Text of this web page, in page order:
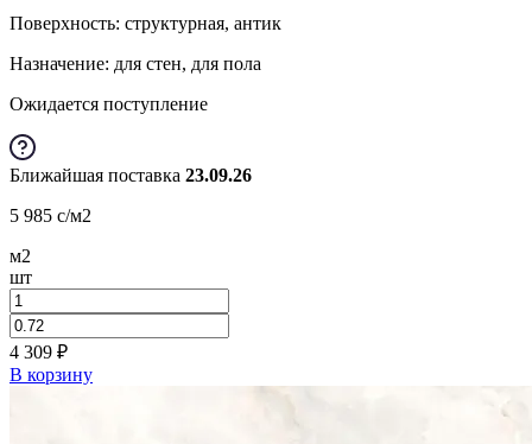
Поверхность: структурная, антик
Назначение: для стен, для пола
Ожидается поступление
Ближайшая поставка 23.09.26
5 985 c/м2
м2
шт
4 309 ₽
В корзину